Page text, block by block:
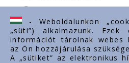
Fontos linkek
- Weboldalunkon
„süti”) alkalmazunk.
információt tárolnak webes
az Ön hozzájárulása
A „sütiket” az elektronikus